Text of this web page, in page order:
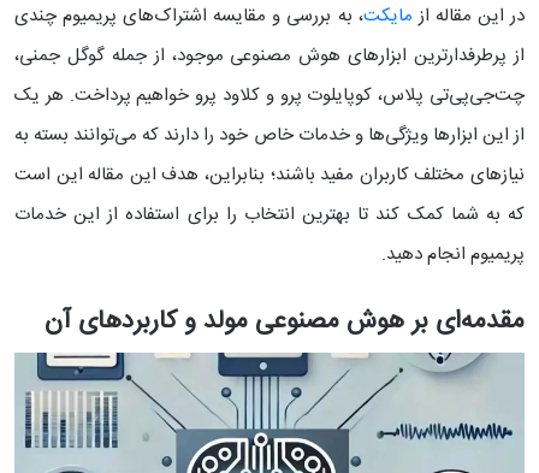
در این مقاله از مایکت، به بررسی و مقایسه اشتراک‌های پریمیوم چندی
از پرطرفدارترین ابزارهای هوش مصنوعی موجود، از جمله گوگل جمنی،
چت‌جی‌پی‌تی پلاس، کوپایلوت پرو و کلاود پرو خواهیم پرداخت. هر یک
از این ابزارها ویژگی‌ها و خدمات خاص خود را دارند که می‌توانند بسته به
نیازهای مختلف کاربران مفید باشند؛ بنابراین، هدف این مقاله این است
که به شما کمک کند تا بهترین انتخاب را برای استفاده از این خدمات
پریمیوم انجام دهید.
مقدمه‌ای بر هوش مصنوعی مولد و کاربردهای آن